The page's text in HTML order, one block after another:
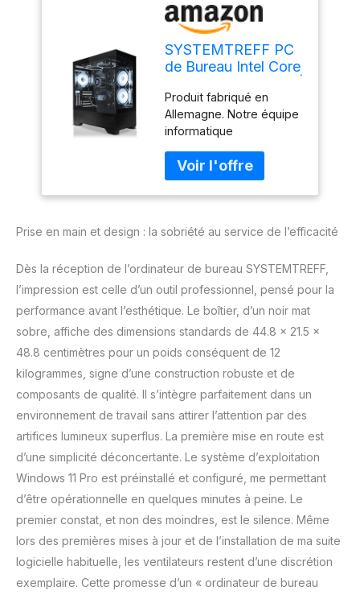
SYSTEMTREFF PC
de Bureau Intel Core
UHD 770 4K HDMI
DX12 | 1To M.2
NVMe | 32Go DDR5
RAM | Windows 11 |
Ordinateur de
Bureau Silencieux
avec WLAN pour
multimédia
Produit fabriqué en
Allemagne. Notre équipe
informatique
plus haute qualité pour
votre PC multimédia
Systemtreff Office. Grâce
soigneusement
parfaitement
coordonnés, nous
obtenons une
satisfaction client
exceptionnelle. En outre,
Windows 11 Pro est
préinstallé pour vous
prête à l'emploi et
transparente Votre
appareil de travail est
équipé de la puissante
14900K 24 x 6 GHz et 32
Go DDR5-6000 CL30
Kingston FURY, ce qui
garantit d'excellentes
Windows 11. Cela les rend
idéaux pour le travail à
Prise en main et design : la sobriété au service de l’efficacité
Dès la réception de l’ordinateur de bureau SYSTEMTREFF,
l’impression est celle d’un outil professionnel, pensé pour la
performance avant l’esthétique. Le boîtier, d’un noir mat
sobre, affiche des dimensions standards de 44.8 x 21.5 x
48.8 centimètres pour un poids conséquent de 12
kilogrammes, signe d’une construction robuste et de
composants de qualité. Il s’intègre parfaitement dans un
environnement de travail sans attirer l’attention par des
artifices lumineux superflus. La première mise en route est
d’une simplicité déconcertante. Le système d’exploitation
Windows 11 Pro est préinstallé et configuré, me permettant
d’être opérationnelle en quelques minutes à peine. Le
premier constat, et non des moindres, est le silence. Même
lors des premières mises à jour et de l’installation de ma suite
logicielle habituelle, les ventilateurs restent d’une discrétion
exemplaire. Cette promesse d’un « ordinateur de bureau